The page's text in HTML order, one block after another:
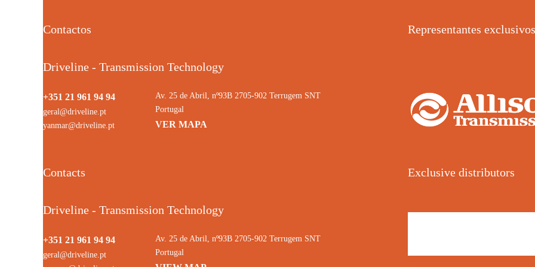
Contactos
Driveline - Transmission Technology
+351 21 961 94 94
geral@driveline.pt
yanmar@driveline.pt
Av. 25 de Abril, nº93B 2705-902 Terrugem SNT
Portugal
VER MAPA
Representantes exclusivos
Contacts
Driveline - Transmission Technology
+351 21 961 94 94
geral@driveline.pt
Av. 25 de Abril, nº93B 2705-902 Terrugem SNT
Portugal
Exclusive distributors